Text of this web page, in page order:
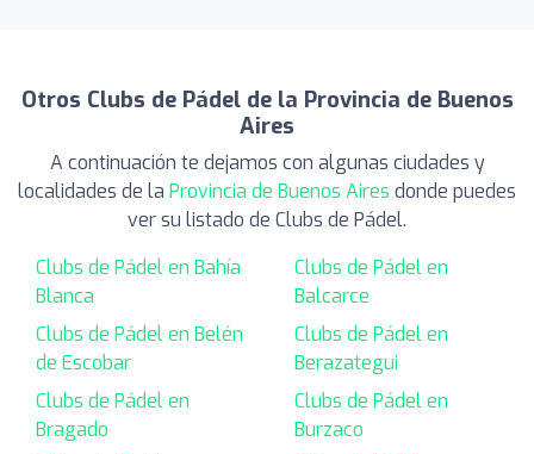
Otros Clubs de Pádel de la Provincia de Buenos
Aires
A continuación te dejamos con algunas ciudades y
localidades de la Provincia de Buenos Aires donde puedes
ver su listado de Clubs de Pádel.
Clubs de Pádel en Bahía
Blanca
Clubs de Pádel en
Balcarce
Clubs de Pádel en Belén
de Escobar
Clubs de Pádel en
Berazategui
Clubs de Pádel en
Bragado
Clubs de Pádel en
Burzaco